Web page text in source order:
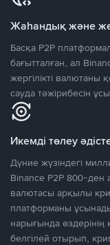
Жаһандық және
Басқа P2P
бағытталған, ал
жергілікті
сауда тәжірибесін
Икемді төлеу
Дүние жүзіндегі
Binance P2P 800-ден
валютасы арқылы
платформаны
нарығында өздерінің
белгілей отырып,